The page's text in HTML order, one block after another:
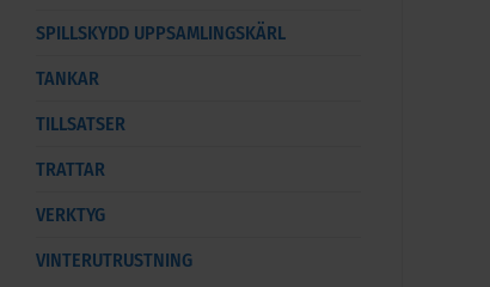
SPILLSKYDD UPPSAMLINGSKÄRL
TANKAR
TILLSATSER
TRATTAR
VERKTYG
VINTERUTRUSTNING